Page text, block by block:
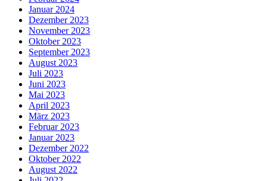
Januar 2024
Dezember 2023
November 2023
Oktober 2023
September 2023
August 2023
Juli 2023
Juni 2023
Mai 2023
April 2023
März 2023
Februar 2023
Januar 2023
Dezember 2022
Oktober 2022
August 2022